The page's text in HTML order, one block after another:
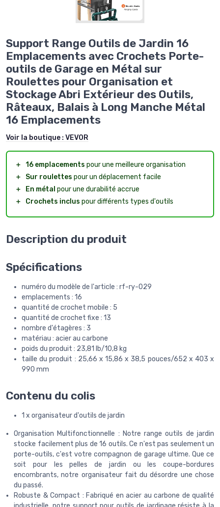
Support Range Outils de Jardin 16
Emplacements avec Crochets Porte-
outils de Garage en Métal sur
Roulettes pour Organisation et
Stockage Abri Extérieur des Outils,
Râteaux, Balais à Long Manche Métal
16 Emplacements
Voir la boutique : VEVOR
＋ 16 emplacements pour une meilleure organisation
＋
Sur roulettes pour un déplacement facile
＋
En métal pour une durabilité accrue
＋
Crochets inclus pour différents types d'outils
Description du produit
Spécifications
numéro du modèle de l'article : rf-ry-029
emplacements : 16
quantité de crochet mobile : 5
quantité de crochet fixe : 13
nombre d'étagères : 3
matériau : acier au carbone
poids du produit : 23,81 lb/10,8 kg
taille du produit : 25,66 x 15,86 x 38,5 pouces/652 x 403 x
990 mm
Contenu du colis
1 x organisateur d'outils de jardin
Organisation Multifonctionnelle : Notre range outils de jardin
stocke facilement plus de 16 outils. Ce n'est pas seulement un
porte-outils, c'est votre compagnon de garage ultime. Que ce
soit pour les pelles de jardin ou les coupe-bordures
encombrants, notre organisateur fait du désordre une chose
du passé.
Robuste & Compact : Fabriqué en acier au carbone de qualité